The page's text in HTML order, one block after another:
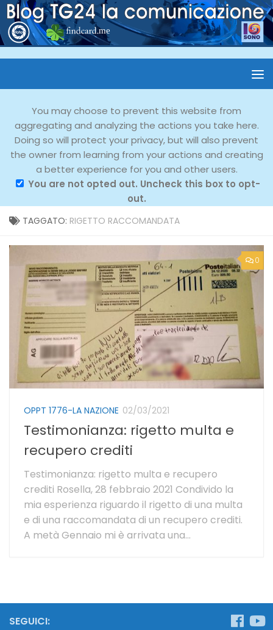
You may choose to prevent this website from
aggregating and analyzing the actions you take here.
Doing so will protect your privacy, but will also prevent
the owner from learning from your actions and creating
a better experience for you and other users.
You are not opted out. Uncheck this box to opt-
out.
TAGGATO: RIGETTO RACCOMANDATA
0
OPPT 1776-LA NAZIONE 02/03/2021
Testimonianza: rigetto multa e
recupero crediti
Testimonianza: rigetto multa e recupero
crediti Rosella, 28 febbraio 2021 Condivido la
mia esperienza riguardo il rigetto di una multa
e di una raccomandata di un recupero crediti.
A metà Gennaio mi è arrivata una...
SEGUICI: